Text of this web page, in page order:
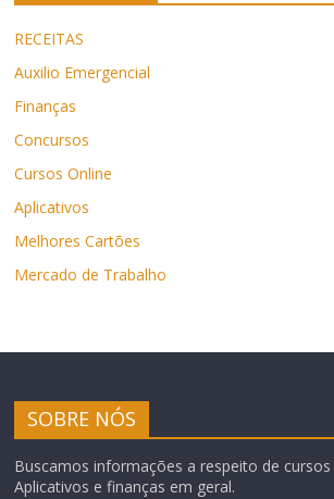
RECEITAS
Auxilio Emergencial
Finanças
Concursos
Cursos Online
Aplicativos
Melhores Cartões
Mercado de Trabalho
SOBRE NÓS
Buscamos informações a respeito de
Aplicativos e finanças em geral.